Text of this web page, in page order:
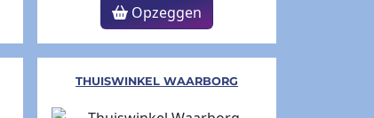
Opzeggen
THUISWINKEL WAARBORG